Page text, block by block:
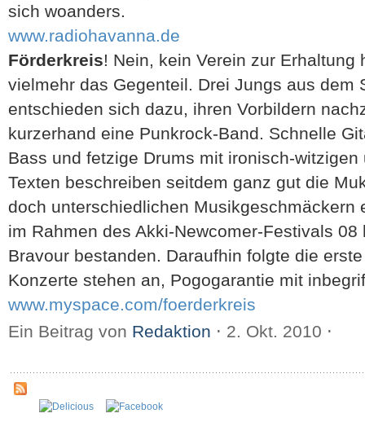
sich woanders.
www.radiohavanna.de
Förderkreis! Nein, kein Verein zur Erhaltung
vielmehr das Gegenteil. Drei Jungs aus dem
entschieden sich dazu, ihren Vorbildern
kurzerhand eine Punkrock-Band. Schnelle
Bass und fetzige Drums mit ironisch-
Texten beschreiben seitdem ganz gut die
doch unterschiedlichen Musikgeschmäckern
im Rahmen des Akki-Newcomer-Festivals
Bravour bestanden. Daraufhin folgte die
Konzerte stehen an, Pogogarantie mit
www.myspace.com/foerderkreis
Ein Beitrag von Redaktion ⋅ 2. Okt. 2010 ⋅